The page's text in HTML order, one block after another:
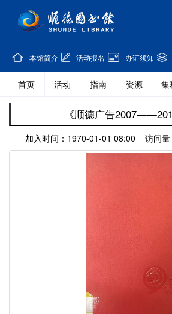
本馆简介 活动报名 办证须知
首页 活动 指南 资源 集
《顺德广告
加入时间：1970-01-01 08:00 访问